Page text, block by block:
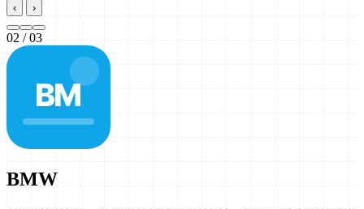
‹ ›
02 / 03
BMW